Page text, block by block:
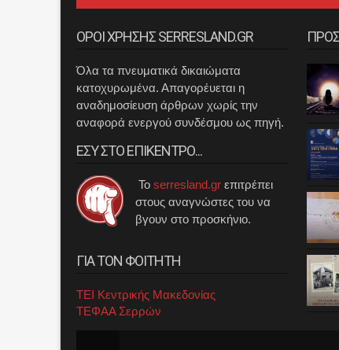
ΟΡΟΙ ΧΡΗΣΗΣ SERRESLAND.GR
Όλα τα πνευματικά δικαιώματα
κατοχυρωμένα. Απαγορέυεται η
αναδημοσίευση άρθρων χωρίς την
αναφορά ενεργού συνδέσμου ως πηγή.
ΕΣΥ ΣΤΟ ΕΠΙΚΕΝΤΡΟ...
Το serresland.gr επιτρέπει
στους αναγνώστες του να
βγουν στο προσκήνιο.
ΓΙΑ ΤΟΝ ΦΟΙΤΗΤΗ
ΤΕΙ Κεντρικής Μακεδονίας
ΤΕΦΑΑ Σερρών